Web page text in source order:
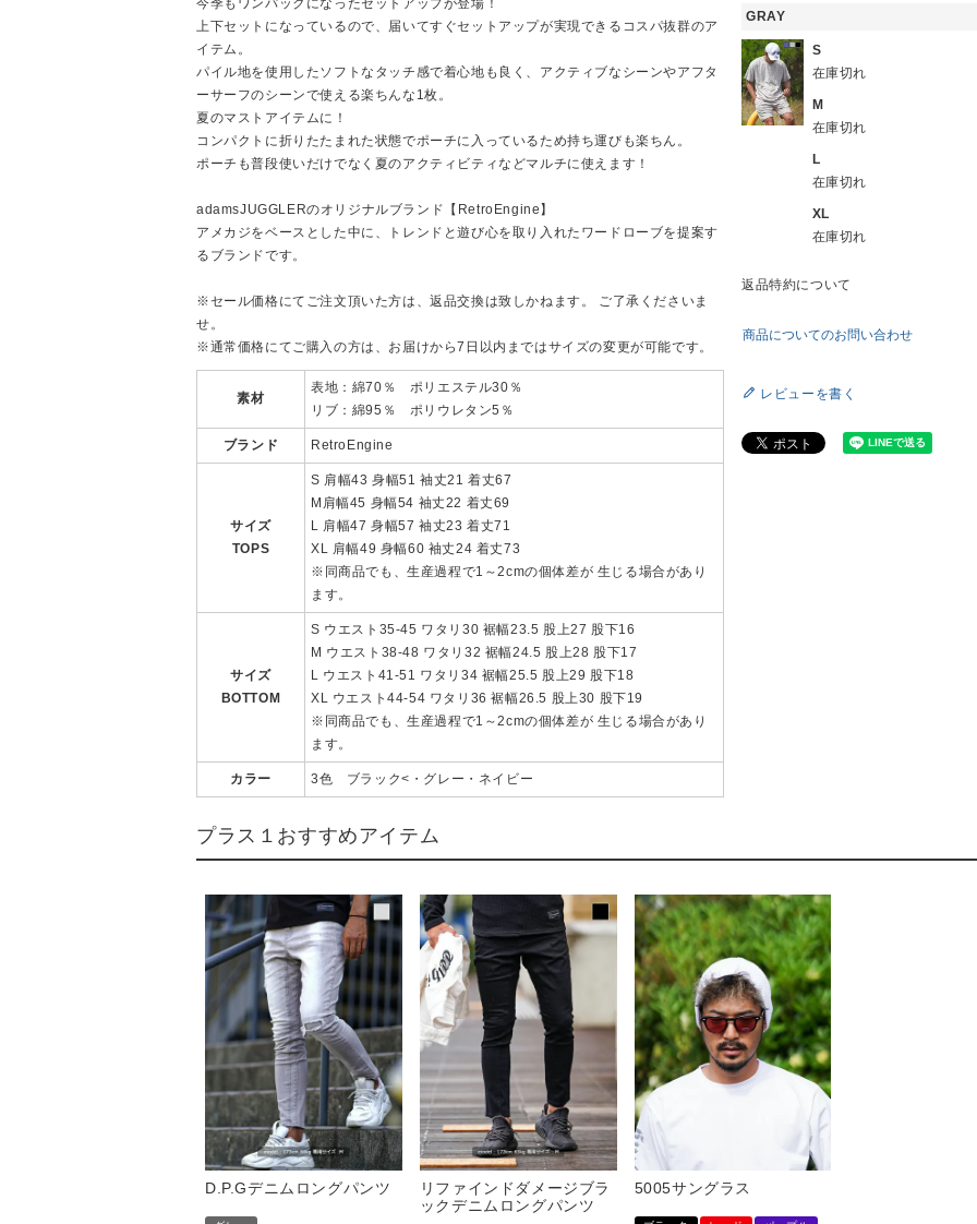
上下セットになっているので、届いてすぐセットアップが実現できるコスパ抜群のア
イテム。
パイル地を使用したソフトなタッチ感で着心地も良く、アクティブなシーンやアフタ
ーサーフのシーンで使える楽ちんな1枚。
夏のマストアイテムに！
コンパクトに折りたたまれた状態でポーチに入っているため持ち運びも楽ちん。
ポーチも普段使いだけでなく夏のアクティビティなどマルチに使えます！
adamsJUGGLERのオリジナルブランド【RetroEngine】
アメカジをベースとした中に、トレンドと遊び心を取り入れたワードローブを提案す
るブランドです。
※セール価格にてご注文頂いた方は、返品交換は致しかねます。 ご了承くださいま
せ。
※通常価格にてご購入の方は、お届けから7日以内まではサイズの変更が可能です。
素材
表地：綿70％ ポリエステル30％
リブ：綿95％ ポリウレタン5％
ブランド RetroEngine
サイズ
TOPS
S 肩幅43 身幅51 袖丈21 着丈67
M肩幅45 身幅54 袖丈22 着丈69
L 肩幅47 身幅57 袖丈23 着丈71
XL 肩幅49 身幅60 袖丈24 着丈73
※同商品でも、生産過程で1～2cmの個体差が 生じる場合があり
ます。
サイズ
BOTTOM
S ウエスト35-45 ワタリ30 裾幅23.5 股上27 股下16
M ウエスト38-48 ワタリ32 裾幅24.5 股上28 股下17
L ウエスト41-51 ワタリ34 裾幅25.5 股上29 股下18
XL ウエスト44-54 ワタリ36 裾幅26.5 股上30 股下19
※同商品でも、生産過程で1～2cmの個体差が 生じる場合があり
ます。
カラー 3色 ブラック<・グレー・ネイビー
GRAY
S
在庫切れ
M
在庫切れ
L
在庫切れ
XL
在庫切れ
返品特約について
商品についてのお問い合わせ
レビューを書く
プラス１おすすめアイテム
D.P.Gデニムロングパンツ
リファインドダメージブラ
ックデニムロングパンツ
5005サングラス